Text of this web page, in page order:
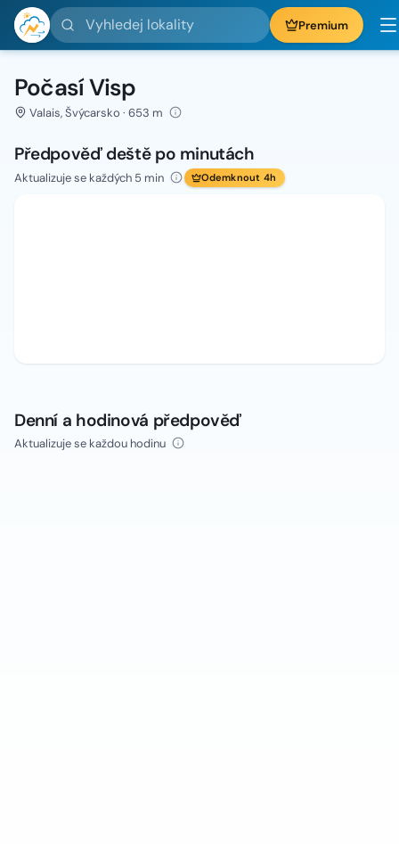
Vyhledej lokality Premium
Počasí Visp
Valais, Švýcarsko · 653 m
Předpověď deště po minutách
Aktualizuje se každých 5 min Odemknout 4h
Denní a hodinová předpověď
Aktualizuje se každou hodinu